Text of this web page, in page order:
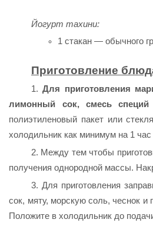
Йогурт тахини:
1 стакан — обычного
Приготовление
1.Для приготовления
лимонный сок, смесь
полиэтиленовый пакет или
холодильник как минимум на 1
2. Между тем чтобы
получения однородной массы.
3. Для приготовления
сок, мяту, морскую соль, чеснок
Положите в холодильник до